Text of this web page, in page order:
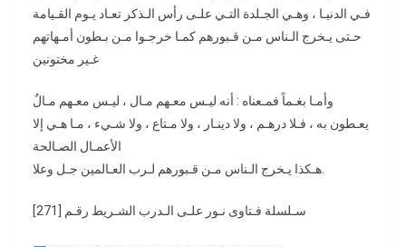
فـي الدنيـا ، وهـي الجـلدة التـي علـى رأس الـذكر تعـاد يـوم القـيامة
حـتى يـخرج الـناس مـن قـبورهم كمـا خرجـوا مـن بـطون أمـهاتهم
غـير مختونين
وأمـا بغـماً فمـعناه : أنه ليـس معـهم مـال ، ليـس معـهم مـالٌ
يعـطون به ، فـلا درهـم ، ولا دينـار ، ولا مـتاع ، ولا شـيء ، مـا هـي إلا
الأعمـال الصـالحة
هـكذا يـخرج الـناس مـن قـبورهم لـرب العـالمين جـل وعلا.
سـلسلة فـتاوى نـور علـى الـدرب الشـريط رقـم [271]